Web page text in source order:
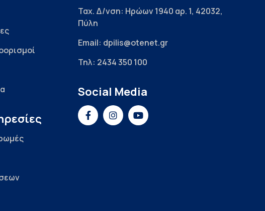
Ταχ. Δ/νση: Ηρώων 1940 αρ. 1, 42032,
Πύλη
Email: dpilis@otenet.gr
Τηλ: 2434 350 100
Social Media